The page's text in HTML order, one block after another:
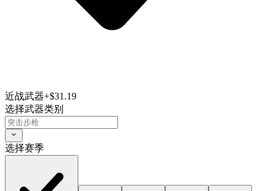
近战武器+$31.19
选择武器类别
选择赛季